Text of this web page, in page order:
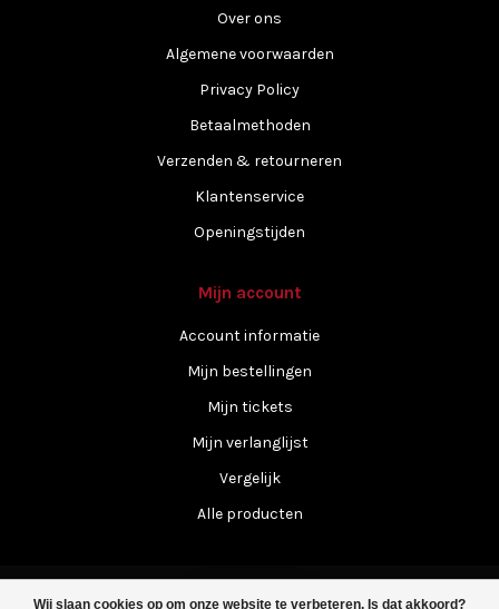
Wij slaan cookies op om onze website te verbeteren. Is dat akkoord?
Over ons
Algemene voorwaarden
Privacy Policy
Betaalmethoden
Verzenden & retourneren
Klantenservice
Openingstijden
Mijn account
Account informatie
Mijn bestellingen
Mijn tickets
Mijn verlanglijst
Vergelijk
Alle producten